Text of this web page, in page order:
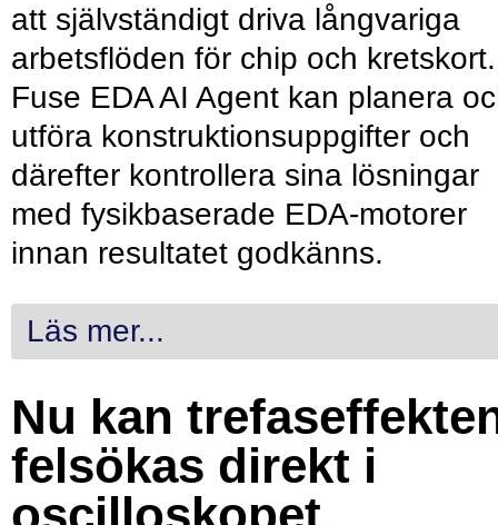
att självständigt driva långvariga
arbetsflöden för chip och kretskort.
Fuse EDA AI Agent kan planera
utföra konstruktionsuppgifter och
därefter kontrollera sina lösningar
med fysikbaserade EDA-motorer
innan resultatet godkänns.
Läs mer...
Nu kan
felsökas direkt i